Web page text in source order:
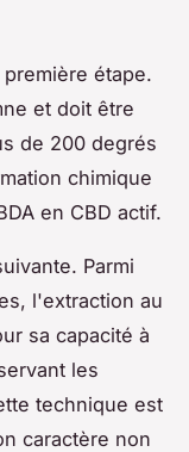
étape.
et doit être
de 200 degrés
chimique
en CBD actif.
Parmi
l'extraction au
sa capacité à
les
technique est
caractère non